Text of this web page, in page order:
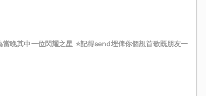
晚其中一位閃耀之星 ⭐記得send埋俾你個想首歌既朋友一